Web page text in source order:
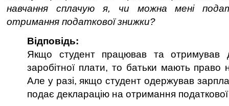
навчання сплачую я, чи можна мені
отримання податкової знижки?
Відповідь:
Якщо студент працював та отримував
заробітної плати, то батьки мають право
Але у разі, якщо студент одержував
подає декларацію на отримання